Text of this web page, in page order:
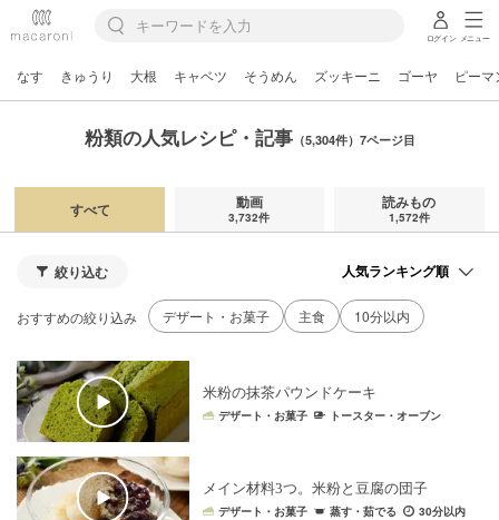
ログイン メニュー
なす きゅうり 大根 キャベツ そうめん ズッキーニ ゴーヤ ピーマ
粉類の人気レシピ・記事（5,304件）7ページ目
すべて 動画
3,732件
読みもの
1,572件
絞り込む
おすすめの絞り込み デザート・お菓子 主食 10分以内
米粉の抹茶パウンドケーキ
デザート・お菓子 トースター・オーブン
メイン材料3つ。米粉と豆腐の団子
デザート・お菓子 蒸す・茹でる 30分以内